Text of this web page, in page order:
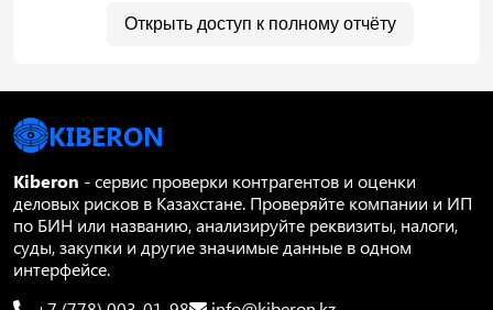
Открыть доступ к полному отчёту
KIBERON
Kiberon - сервис проверки контрагентов и оценки
деловых рисков в Казахстане. Проверяйте компании и ИП
по БИН или названию, анализируйте реквизиты, налоги,
суды, закупки и другие значимые данные в одном
интерфейсе.